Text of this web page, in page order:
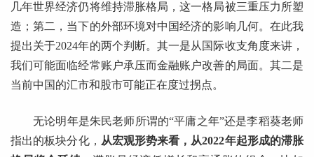
几年世界经济仍将维持滞胀格局，这一格局被三重压力所塑
造；第二，当下的外部环境对中国经济的影响几何。在此我
提出关于2024年的两个判断。其一是从国际收支角度来讲，
我们可能面临经常账户承压而金融账户改善的局面。其二是
当前中国的汇市和股市可能正在度过拐点。
无论明年是朱民老师所谓的“平庸之年”还是李稻葵老师
指出的板块分化， 从宏观形势来看，从2022年起形成的滞胀